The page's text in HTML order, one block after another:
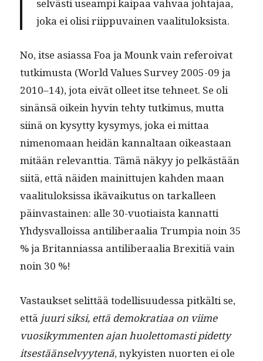
selvästi use­ampi kaipaa vah­vaa johta­jaa,
joka ei olisi riip­pu­vainen vaalituloksista.
No, itse asi­as­sa Foa ja Mounk vain refer­oi­vat
tutkimus­ta (World Val­ues Sur­vey 2005-09 ja
2010–14), jota eivät olleet itse tehneet. Se oli
sinän­sä oikein hyvin tehty tutkimus, mut­ta
siinä on kysyt­ty kysymys, joka ei mit­taa
nimeno­maan hei­dän kannal­taan oikeas­t­aan
mitään rel­e­vant­tia. Tämä näkyy jo pelkästään
siitä, että näi­den mainit­tu­jen kah­den maan
vaal­i­t­u­lok­sis­sa ikä­vaiku­tus on tarkalleen
päin­vas­tainen: alle 30-vuo­ti­aista kan­nat­ti
Yhdys­val­lois­sa antilib­er­aalia Trumpia noin 35
% ja Bri­tan­ni­as­sa antilib­er­aalia Brex­i­tiä vain
noin 30 %!
Vas­tauk­set selit­tää todel­lisu­udessa pitkälti se,
että juuri sik­si, että demokra­ti­aa on viime
vuosikym­menten ajan huo­let­tomasti pidet­ty
itses­tään­selvyytenä, nyky­is­ten nuorten ei ole